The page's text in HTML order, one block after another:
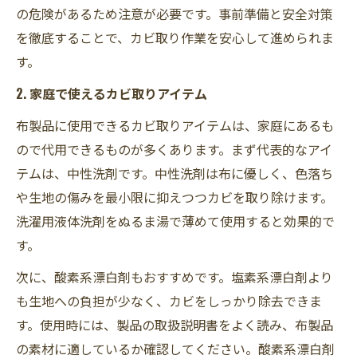
の危険があるため注意が必要です。事前準備と安全対策
を徹底することで、カビ取り作業を安心して進められま
す。
2. 家庭で使えるカビ取りアイテム
布製品に使用できるカビ取りアイテムは、家庭にあるも
ので代用できるものが多くあります。まず代表的なアイ
テムは、中性洗剤です。中性洗剤は布に優しく、色落ち
や生地の傷みを最小限に抑えつつカビを取り除けます。
洗濯用液体洗剤をぬるま湯で薄めて使用すると効果的で
す。
次に、酸素系漂白剤もおすすめです。塩素系漂白剤より
も生地への負担が少なく、カビをしっかり除去できま
す。使用時には、製品の取扱説明書をよく読み、布製品
の素材に適しているか確認してください。酸素系漂白剤